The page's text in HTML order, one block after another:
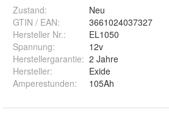
Zustand:
Neu
GTIN / EAN:
3661024037327
Hersteller Nr.:
EL1050
Spannung:
12v
Herstellergarantie: 2 Jahre
Hersteller:
Exide
Amperestunden: 105Ah